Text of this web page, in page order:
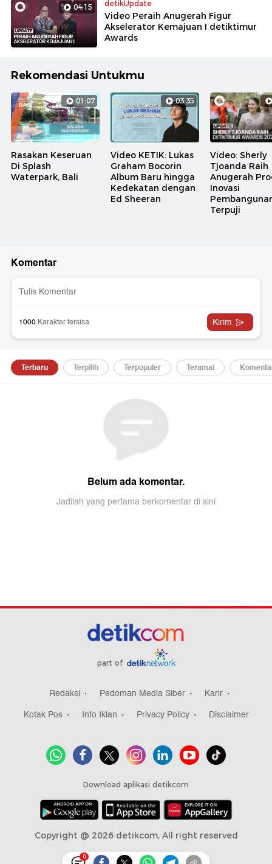
04:15 detikUpdate
Video Peraih Anugerah Figur
Akselerator Kemajuan I detiktimur
Awards
Rekomendasi Untukmu
01:07
Rasakan Keseruan
Di Splash
Waterpark, Bali
03:35
Video KETIK: Lukas
Graham Bocorin
Album Baru hingga
Kedekatan dengan
Ed Sheeran
Video: Sherly
Tjoanda Raih
Anugerah
Inovasi
Terpuji
0
part of
Redaksi Pedoman Media Siber
Karir
Kotak Pos
Info Iklan Privacy Policy Disclaimer
Download aplikasi detikcom
Copyright @ 2026 detikcom, All right reserved